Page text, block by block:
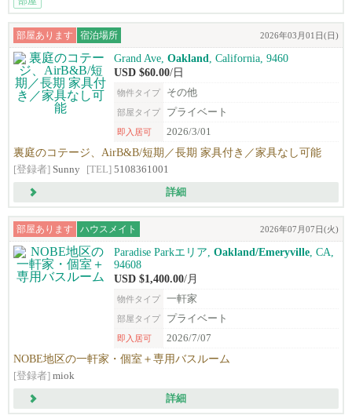
部屋あります 宿泊場所 2026年03月01日(日)
Grand Ave, Oakland , California, 9460
USD $60.00/日
物件タイプ その他
部屋タイプ プライベート
即入居可 2026/3/01
裏庭のコテージ、AirB&B/短期／長期 家具付き／家具なし可能
[登録者] Sunny [TEL] 5108361001
詳細
部屋あります ハウスメイト 2026年07月07日(火)
Paradise Parkエリア, Oakland/Emeryville , CA,
94608
USD $1,400.00/月
物件タイプ 一軒家
部屋タイプ プライベート
即入居可 2026/7/07
NOBE地区の一軒家・個室＋専用バスルーム
[登録者] miok
詳細